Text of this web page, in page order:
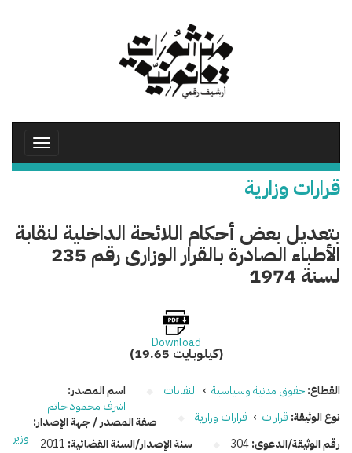
Toggle
قرارات وزارية
بتعديل بعض أحكام اللائحة الداخلية لنقابة
الأطباء الصادرة بالقرار الوزارى رقم 235
لسنة 1974
Download
(19.65 كيلوبايت)
القطاع:حقوق مدنية وسياسية › النقابات
نوع الوثيقة: قرارات › قرارات وزارية
رقم الوثيقة/الدعوى:304 سنة الإصدار/السنة القضائية: 2011
اسم المصدر:
اشرف محمود حاتم
صفة المصدر / جهة الإصدار:
وزير